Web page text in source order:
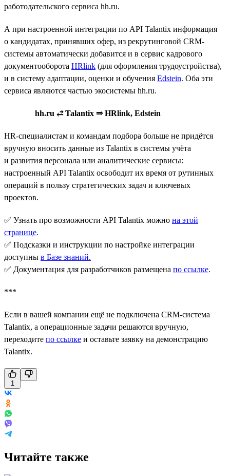
работодательского сервиса hh.ru.
А при настроенной интеграции по API Talantix информация
о кандидатах, принявших офер, из рекрутинговой CRM-
системы автоматически добавится и в сервис кадрового
документооборота HRlink (для оформления трудоустройства),
и в систему адаптации, оценки и обучения Edstein. Оба эти
сервиса являются частью экосистемы hh.ru.
hh.ru ⥄ Talantix ⇒ HRlink, Edstein
HR-специалистам и командам подбора больше не придётся
вручную вносить данные из Talantix в системы учёта
и развития персонала или аналитические сервисы:
настроенный API Talantix освободит их время от рутинных
операций в пользу стратегических задач и ключевых
проектов.
✅ Узнать про возможности API Talantix можно на этой
странице.
✅ Подсказки и инструкции по настройке интеграции
доступны в Базе знаний.
✅ Документация для разработчиков размещена по ссылке.
***
Если в вашей компании ещё не подключена CRM-система
Talantix, а операционные задачи решаются вручную,
переходите по ссылке и оставьте заявку на демонстрацию
Talantix.
1
Читайте также